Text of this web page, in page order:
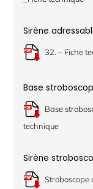
Sirène
32. – Fiche
Base
Base
technique
Sirène
Stroboscope